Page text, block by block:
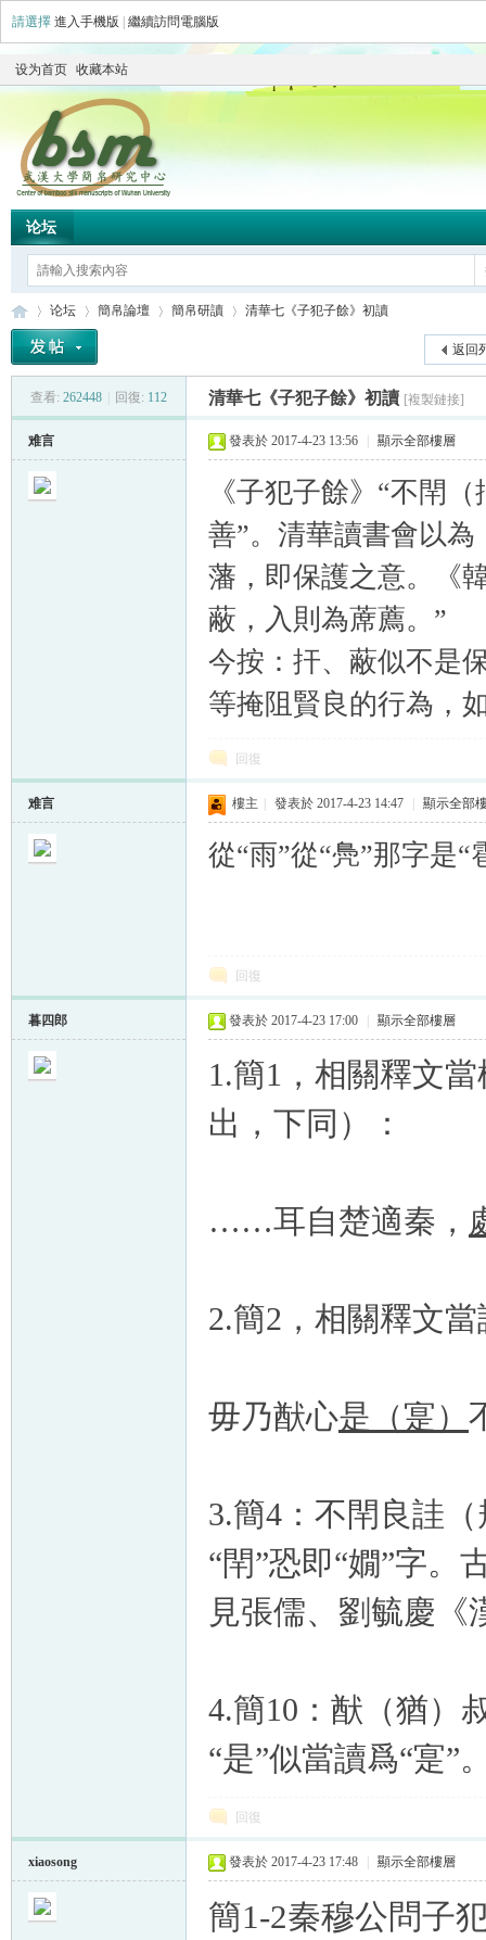
請選擇 進入手機版 繼續訪問電腦版
设为首页 收藏本站
论坛
»
论坛
›
簡帛論壇
›
簡帛研讀
›
清華七《子犯子餘》初讀
返回
查看: 262448 回復: 112 清華七《子犯子餘》初讀 [複製鏈接]
难言 發表於 2017-4-23 13:56 顯示全部樓層
《子犯子餘》“不閈
善”。清華讀書會以
藩，即保護之意。《
蔽，入則為蓆薦。”
今按：扞、蔽似不是
等掩阻賢良的行為，
回復
难言 樓主 發表於 2017-4-23 14:47 顯示全部
從“雨”從“鳧”那字是
回復
暮四郎 發表於 2017-4-23 17:00 顯示全部樓層
1.簡1，相關釋文
出，下同）：
……耳自楚適秦，
2.簡2，相關釋文
毋乃猷心是（寔）
3.簡4：不閈良詿
“閈”恐即“嫺”字。
見張儒、劉毓慶《
4.簡10：猷（猶）
“是”似當讀爲“寔”
回復
xiaosong 發表於 2017-4-23 17:48 顯示全部樓層
簡1-2秦穆公問子